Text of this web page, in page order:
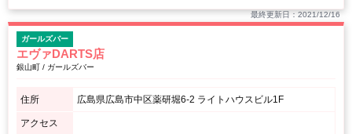
最終更新日：2021/12/16
ガールズバー
エヴァDARTS店
銀山町 / ガールズバー
住所 広島県広島市中区薬研堀6-2 ライトハウスビル1F
アクセス